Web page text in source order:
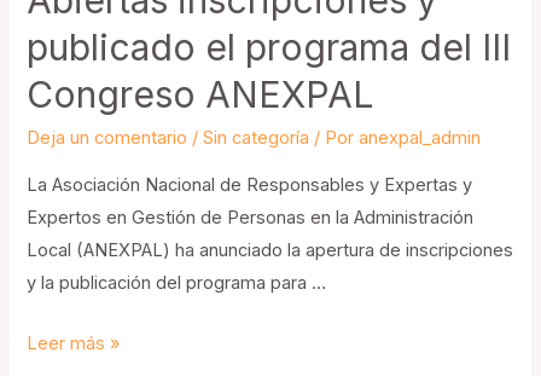
Recursos
Humanos
(18-
septiembre,
Vigo)
publicado el programa del III
Congreso ANEXPAL
Deja un comentario /Sin categoría / Poranexpal_admin
La Asociación Nacional de Responsables y Expertas y
Expertos en Gestión de Personas en la Administración
Local (ANEXPAL) ha anunciado la apertura de inscripciones
y la publicación del programa para …
Abiertas
Leer más »